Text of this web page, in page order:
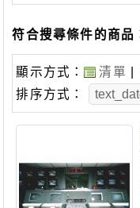
符合搜尋條件的商品
顯示方式： 清單
排序方式：